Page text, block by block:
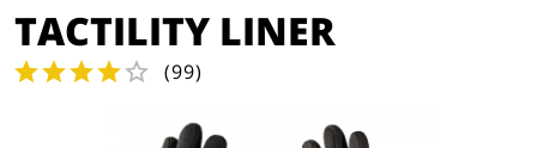
TACTILITY LINER
(99)